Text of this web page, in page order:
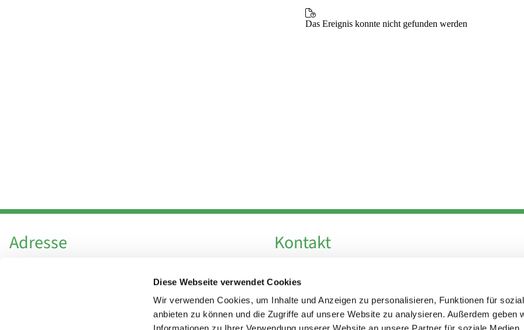
Diese Webseite verwendet Cookies
Wir verwenden Cookies, um Inhalte und Anzeigen zu personalisieren, Funktionen für
anbieten zu können und die Zugriffe auf unsere Website zu analysieren. Außerdem geben
Adresse
Hl. Theresa von Avila Berlin Nordost
Leitender Pfarrer - Norbert Pomplun
Kontakt
Fax +49 30 924 54 18
E-Mailinfo@theresa-von-avila-berlin.de